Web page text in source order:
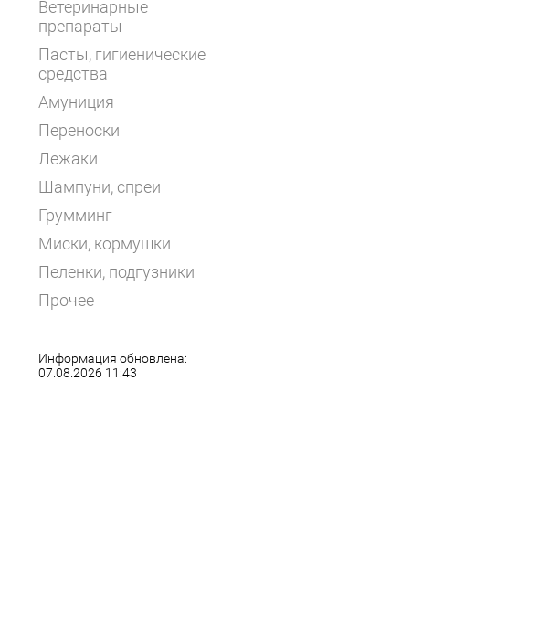
Ветеринарные
препараты
Пасты, гигиенические
средства
Амуниция
Переноски
Лежаки
Шампуни, спреи
Грумминг
Миски, кормушки
Пеленки, подгузники
Прочее
Информация обновлена:
07.08.2026 11:43